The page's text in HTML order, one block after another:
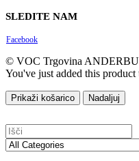
SLEDITE NAM
Facebook
© VOC Trgovina
You've just added this product
Prikaži košarico Nadaljuj